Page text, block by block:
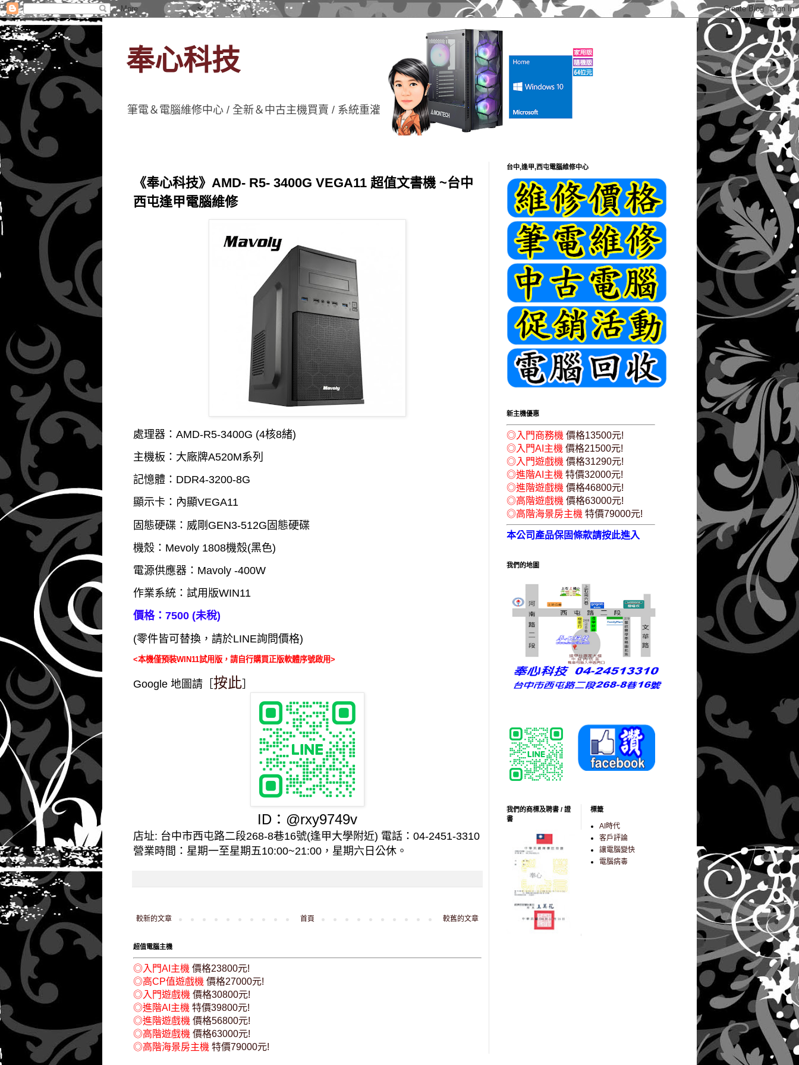
奉心科技
筆電＆電腦維修中心 / 全新＆中古主機買賣 / 系統重灌
《奉心科技》AMD- R5- 3400G VEGA11 超值文書機 ~台中
西屯逢甲電腦維修
處理器：AMD-R5-3400G (4核8緒)
主機板：大廠牌A520M系列
記憶體：DDR4-3200-8G
顯示卡：內顯VEGA11
固態硬碟：威剛GEN3-512G固態硬碟
機殼：Mevoly 1808機殼(黑色)
電源供應器：Mavoly -400W
作業系統：試用版WIN11
價格：7500 (未稅)
(零件皆可替換，請於LINE詢問價格)
<本機僅預裝WIN11試用版，請自行購買正版軟體序號啟用>
Google 地圖請［ 按此
ID：@rxy9749v
店址: 台中市西屯路二段268-8巷16號(逢甲大學附近) 電話：04-2451-3310
營業時間：星期一至星期五10:00~21:00，星期六日公休。
較新的文章 較舊的文章
首頁
超值電腦主機
◎入門AI主機 價格23800元!
◎高CP值遊戲機 價格27000元!
◎入門遊戲機 價格30800元!
◎進階AI主機 特價39800元!
◎進階遊戲機 價格56800元!
◎高階遊戲機 價格63000元!
◎高階海景房主機 特價79000元!
台中,逢甲,西屯電腦維修中心
新主機優惠
◎入門商務機 價格13500元!
◎入門AI主機 價格21500元!
◎入門遊戲機 價格31290元!
◎進階AI主機 特價32000元!
◎進階遊戲機 價格46800元!
◎高階遊戲機 價格63000元!
◎高階海景房主機 特價79000元!
本公司產品保固條款請按此進入
我們的地圖
我們的商標及聘書 / 證
書
標籤
AI時代
客戶評論
讓電腦變快
電腦病毒